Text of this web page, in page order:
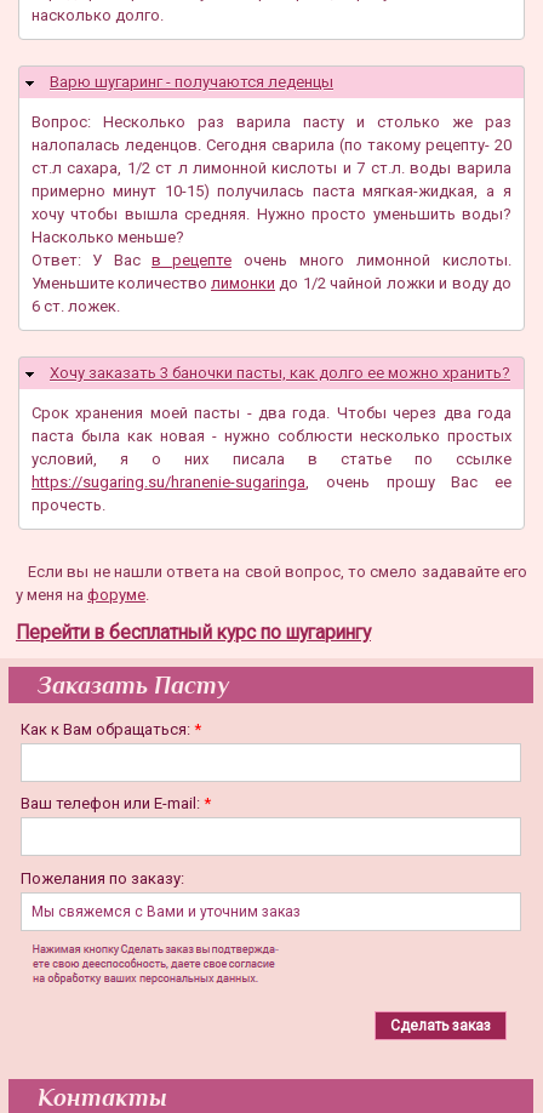
насколько долго.
Скрыть
Варю шугаринг - получаются леденцы
Вопрос: Несколько раз варила пасту и столько же раз
налопалась леденцов. Сегодня сварила (по такому рецепту- 20
ст.л сахара, 1/2 ст л лимонной кислоты и 7 ст.л. воды варила
примерно минут 10-15) получилась паста мягкая-жидкая, а я
хочу чтобы вышла средняя. Нужно просто уменьшить воды?
Насколько меньше?
Ответ: У Вас в рецепте очень много лимонной кислоты.
Уменьшите количество лимонки до 1/2 чайной ложки и воду до
6 ст. ложек.
Скрыть
Хочу заказать 3 баночки пасты, как долго ее можно хранить?
Срок хранения моей пасты - два года. Чтобы через два года
паста была как новая - нужно соблюсти несколько простых
условий, я о них писала в статье по ссылке
https://sugaring.su/hranenie-sugaringa , очень прошу Вас ее
прочесть.
Если вы не нашли ответа на свой вопрос, то смело задавайте его
у меня на форуме
Перейти в бесплатный курс по шугарингу
Заказать Пасту
Как к Вам обращаться: *
Ваш телефон или E-mail: *
Пожелания по заказу:
Контакты